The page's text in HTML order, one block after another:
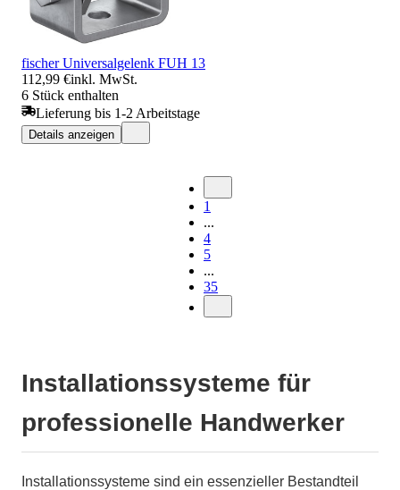
fischer Universalgelenk FUH 13
112,99 €inkl. MwSt.
6 Stück enthalten
Lieferung bis 1-2 Arbeitstage
Details anzeigen
1
...
4
5
...
35
Installationssysteme für
professionelle Handwerker
Installationssysteme sind ein essenzieller Bestandteil